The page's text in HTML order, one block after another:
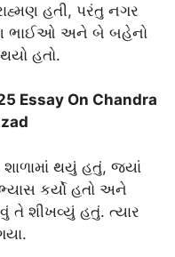
હતી, પરંતુ નગર
ભાઈઓ અને બે બહેનો
હતો.
Essay On Chandra
શાળામાં થયું હતું, જ્યાં
કર્યો હતો અને
તે શીખવ્યું હતું. ત્યાર